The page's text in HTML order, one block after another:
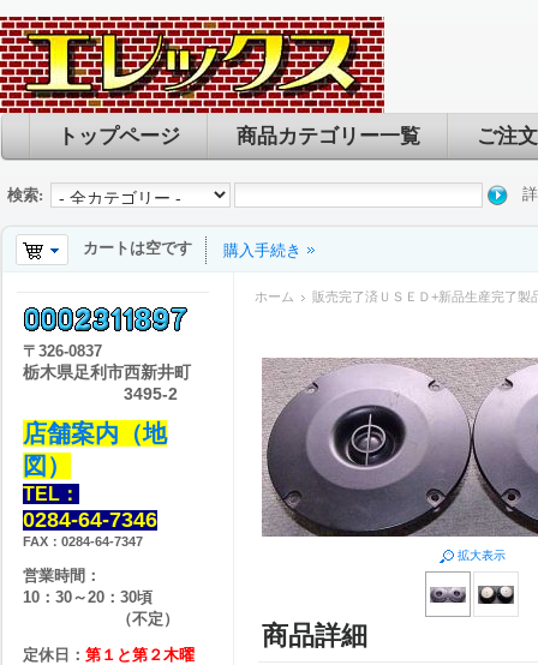
トップページ 商品カテゴリー一覧 ご注
検索:
カートは空です 購入手続き
ホーム 販売完了済ＵＳＥＤ+新品生産完了製
拡大表示
商品詳細
〒 326-0837
栃木県足利市西新井町
3495-2
店舗案内（地
図）
TEL：
0284-64-7346
FAX：0284-64-7347
営業時間：
10：30～20：30頃
（不定）
定休日： 第１と第２木曜